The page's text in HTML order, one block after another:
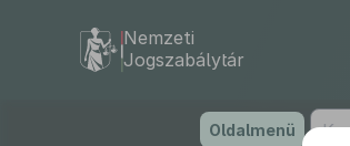
Nemzeti
Jogszabálytár
Oldalmenü